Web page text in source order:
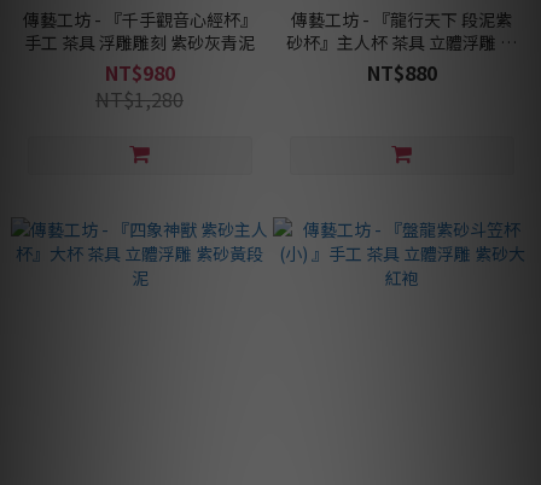
傳藝工坊 - 『千手觀音心經杯』
手工 茶具 浮雕雕刻 紫砂灰青泥
NT$980
NT$1,280
傳藝工坊 - 『龍行天下 段泥紫
砂杯』主人杯 茶具 立體浮雕 紫
砂黃段泥
NT$880